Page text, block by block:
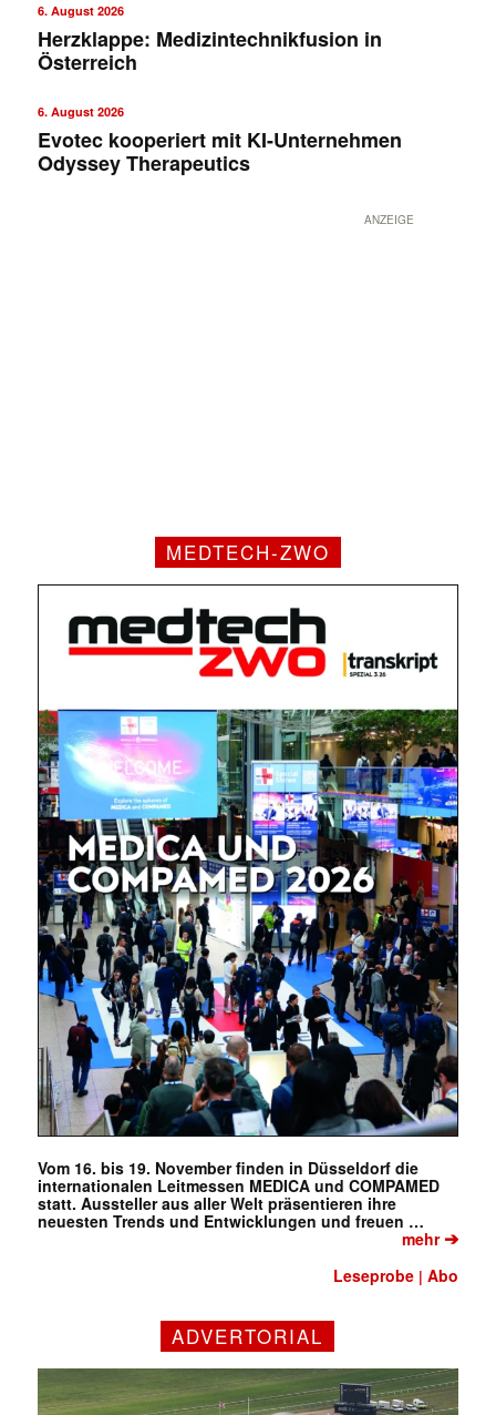
✕
6. August 2026
Herzklappe: Medizintechnikfusion in
Österreich
6. August 2026
Evotec kooperiert mit KI-Unternehmen
Odyssey Therapeutics
ANZEIGE
MEDTECH-ZWO
Vom 16. bis 19. November finden in Düsseldorf die
internationalen Leitmessen MEDICA und COMPAMED
statt. Aussteller aus aller Welt präsentieren ihre
neuesten Trends und Entwicklungen und freuen …
mehr➔
Leseprobe |Abo
ADVERTORIAL